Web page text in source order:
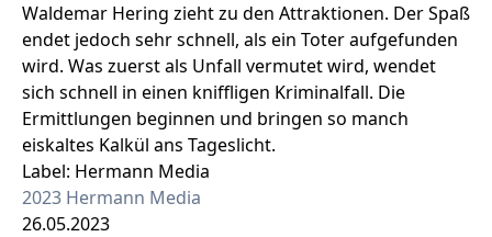
Waldemar Hering zieht zu den Attraktionen. Der Spaß
endet jedoch sehr schnell, als ein Toter aufgefunden
wird. Was zuerst als Unfall vermutet wird, wendet
sich schnell in einen kniffligen Kriminalfall. Die
Ermittlungen beginnen und bringen so manch
eiskaltes Kalkül ans Tageslicht.
Label: Hermann Media
2023 Hermann Media
26.05.2023